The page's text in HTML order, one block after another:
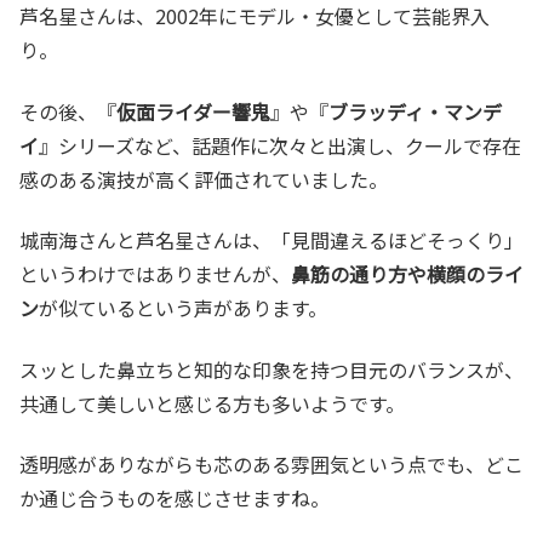
芦名星さんは、2002年にモデル・女優として芸能界入
り。
その後、『仮面ライダー響鬼』や『ブラッディ・マンデ
イ』シリーズなど、話題作に次々と出演し、クールで存在
感のある演技が高く評価されていました。
城南海さんと芦名星さんは、「見間違えるほどそっくり」
というわけではありませんが、 鼻筋の通り方や横顔のライ
ンが似ているという声があります。
スッとした鼻立ちと知的な印象を持つ目元のバランスが、
共通して美しいと感じる方も多いようです。
透明感がありながらも芯のある雰囲気という点でも、どこ
か通じ合うものを感じさせますね。